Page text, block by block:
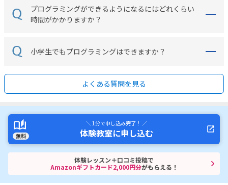
プログラミングができるようになるにはどれくらい
時間がかかりますか？
小学生でもプログラミングはできますか？
よくある質問を見る
無料
＼ 1分で申し込み完了！ ／
体験教室に申し込む
体験レッスン＋口コミ投稿で
Amazonギフトカード2,000円分がもらえる！